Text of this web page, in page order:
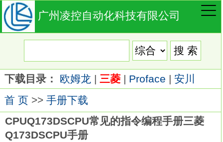
广州凌控自动化科技有限公司
下载目录： 欧姆龙 | 三菱| Proface | 安川
首 页>> 手册下载
CPUQ173DSCPU常见的指令编程手册三菱
Q173DSCPU手册